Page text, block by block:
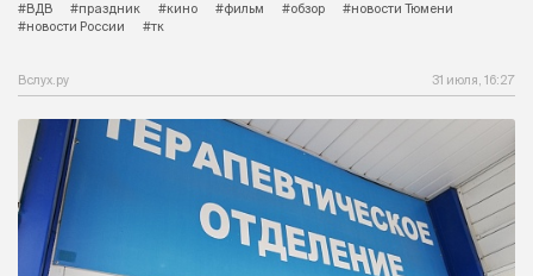
#ВДВ
#праздник #кино #фильм #обзор
#новости Тюмени
#новости России
#тк
Вслух.ру 31 июля, 16:27